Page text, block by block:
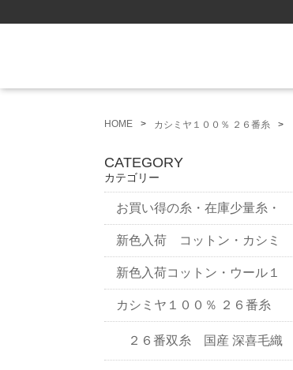
HOME カシミヤ１００％ ２６番糸
CATEGORY
カテゴリー
お買い得の糸・在庫少量糸・
試作品
新色入荷 コットン・カシミ
ヤ ７５番糸3ply
新色入荷コットン・ウール１
２番双糸
カシミヤ１００％ ２６番糸
２６番双糸 国産 深喜毛織